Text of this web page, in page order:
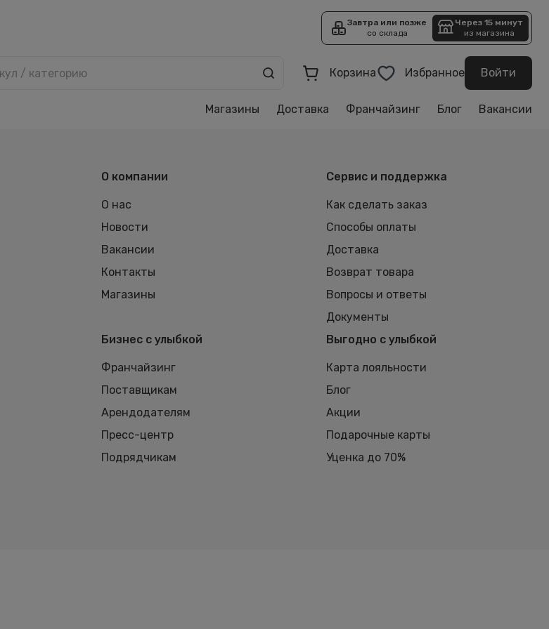
Завтра или позже
со склада
Через 15 минут
из магазина
Корзина Избранное Войти
Магазины Доставка Франчайзинг Блог Вакансии
О компании
О нас
Новости
Вакансии
Контакты
Магазины
Сервис и поддержка
Как сделать заказ
Способы оплаты
Доставка
Возврат товара
Вопросы и ответы
Документы
Бизнес с улыбкой
Франчайзинг
Поставщикам
Арендодателям
Пресс-центр
Подрядчикам
Выгодно с улыбкой
Карта лояльности
Блог
Акции
Подарочные карты
Уценка до 70%